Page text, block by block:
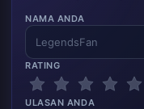
NAMA ANDA
RATING
ULASAN ANDA